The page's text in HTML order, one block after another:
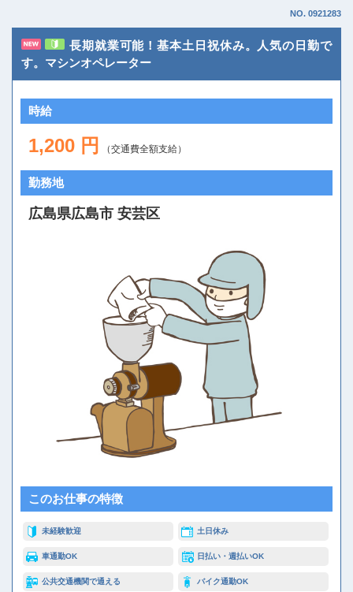
NO. 0921283
長期就業可能！基本土日祝休み。人気の日勤で
す。マシンオペレーター
時給
1,200 円 （交通費全額支給）
勤務地
広島県広島市 安芸区
このお仕事の特徴
未経験歓迎 土日休み
車通勤OK 日払い・週払いOK
公共交通機関で通える バイク通勤OK